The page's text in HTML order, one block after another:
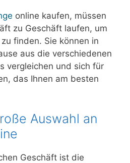
online kaufen, müssen
zu Geschäft laufen, um
finden. Sie können in
aus die verschiedenen
vergleichen und sich für
das Ihnen am besten
Auswahl an
Geschäft ist die